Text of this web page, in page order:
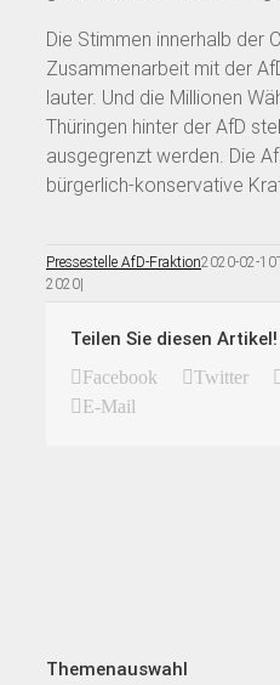
Die Stimmen innerhalb der
Zusammenarbeit mit der
lauter. Und die Millionen
Thüringen hinter der AfD
ausgegrenzt werden. Die
bürgerlich-konservative
Pressestelle AfD-Fraktion2020-02-
2020|
Teilen Sie diesen Artikel!
Facebook Twitter
E-Mail
Themenauswahl